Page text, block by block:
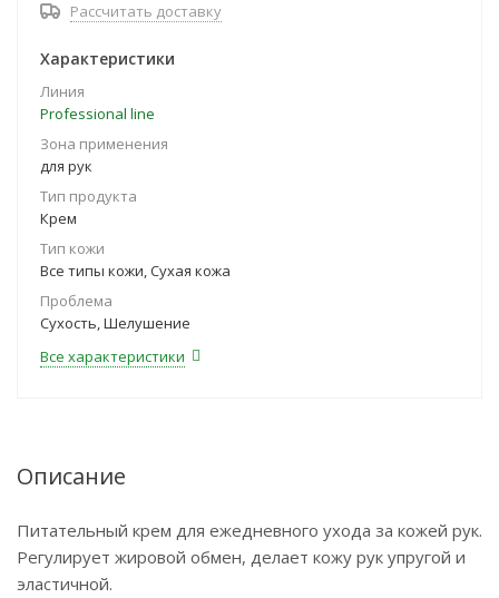
Рассчитать доставку
Характеристики
Линия
Professional line
Зона применения
для рук
Тип продукта
Крем
Тип кожи
Все типы кожи, Сухая кожа
Проблема
Сухость, Шелушение
Все характеристики
Описание
Питательный крем для ежедневного ухода за кожей рук.
Регулирует жировой обмен, делает кожу рук упругой и
эластичной.